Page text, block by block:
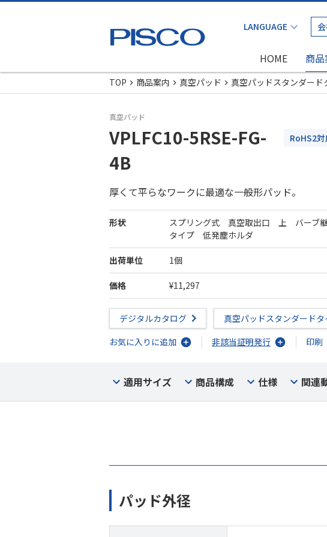
HOME 商
TOP
商品案内 真空パッド 真空パッドスタンダード
真空パッド
VPLFC10-5RSE-FG-
4B
RoHS2
厚くて平らなワークに最適な一般形パッド。
形状
スプリング式 真空取出口 上 バーブ
タイプ 低発塵ホルダ
出荷単位 1個
価格 ¥11,297
デジタルカタログ 真空パッドスタンダード
お気に入りに追加
非該当証明発行 印刷
適用サイズ 商品構成 仕様 関連
パッド外径